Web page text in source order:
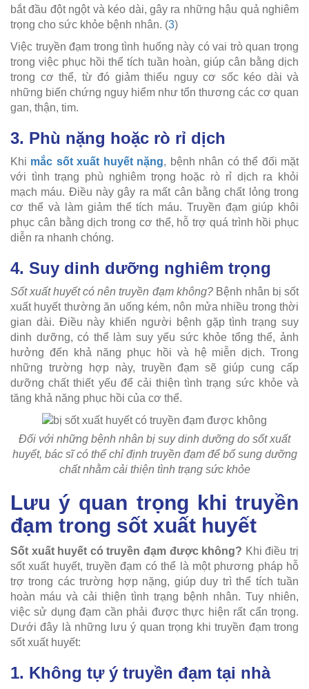
bắt đầu đột ngột và kéo dài, gây ra những hậu quả nghiêm
trọng cho sức khỏe bệnh nhân. (3)
Việc truyền đạm trong tình huống này có vai trò quan trọng
trong việc phục hồi thể tích tuần hoàn, giúp cân bằng dịch
trong cơ thể, từ đó giảm thiểu nguy cơ sốc kéo dài và
những biến chứng nguy hiểm như tổn thương các cơ quan
gan, thận, tim.
3. Phù nặng hoặc rò rỉ dịch
Khi mắc sốt xuất huyết nặng, bệnh nhân có thể đối mặt
với tình trạng phù nghiêm trọng hoặc rò rỉ dịch ra khỏi
mạch máu. Điều này gây ra mất cân bằng chất lỏng trong
cơ thể và làm giảm thể tích máu. Truyền đạm giúp khôi
phục cân bằng dịch trong cơ thể, hỗ trợ quá trình hồi phục
diễn ra nhanh chóng.
4. Suy dinh dưỡng nghiêm trọng
Sốt xuất huyết có nên truyền đạm không?Bệnh nhân bị sốt
xuất huyết thường ăn uống kém, nôn mửa nhiều trong thời
gian dài. Điều này khiến người bệnh gặp tình trạng suy
dinh dưỡng, có thể làm suy yếu sức khỏe tổng thể, ảnh
hưởng đến khả năng phục hồi và hệ miễn dịch. Trong
những trường hợp này, truyền đạm sẽ giúp cung cấp
dưỡng chất thiết yếu để cải thiện tình trạng sức khỏe và
tăng khả năng phục hồi của cơ thể.
Đối với những bệnh nhân bị suy dinh dưỡng do sốt xuất
huyết, bác sĩ có thể chỉ định truyền đạm để bổ sung dưỡng
chất nhằm cải thiện tình trạng sức khỏe
Lưu ý quan trọng khi truyền
đạm trong sốt xuất huyết
Sốt xuất huyết có truyền đạm được không? Khi điều trị
sốt xuất huyết, truyền đạm có thể là một phương pháp hỗ
trợ trong các trường hợp nặng, giúp duy trì thể tích tuần
hoàn máu và cải thiện tình trạng bệnh nhân. Tuy nhiên,
việc sử dụng đạm cần phải được thực hiện rất cẩn trọng.
Dưới đây là những lưu ý quan trọng khi truyền đạm trong
sốt xuất huyết:
1. Không tự ý truyền đạm tại nhà